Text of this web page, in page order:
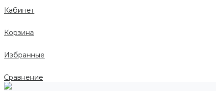
Кабинет
Корзина
Избранные
Сравнение